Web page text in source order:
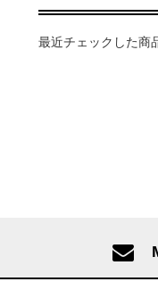
最近チェックした商